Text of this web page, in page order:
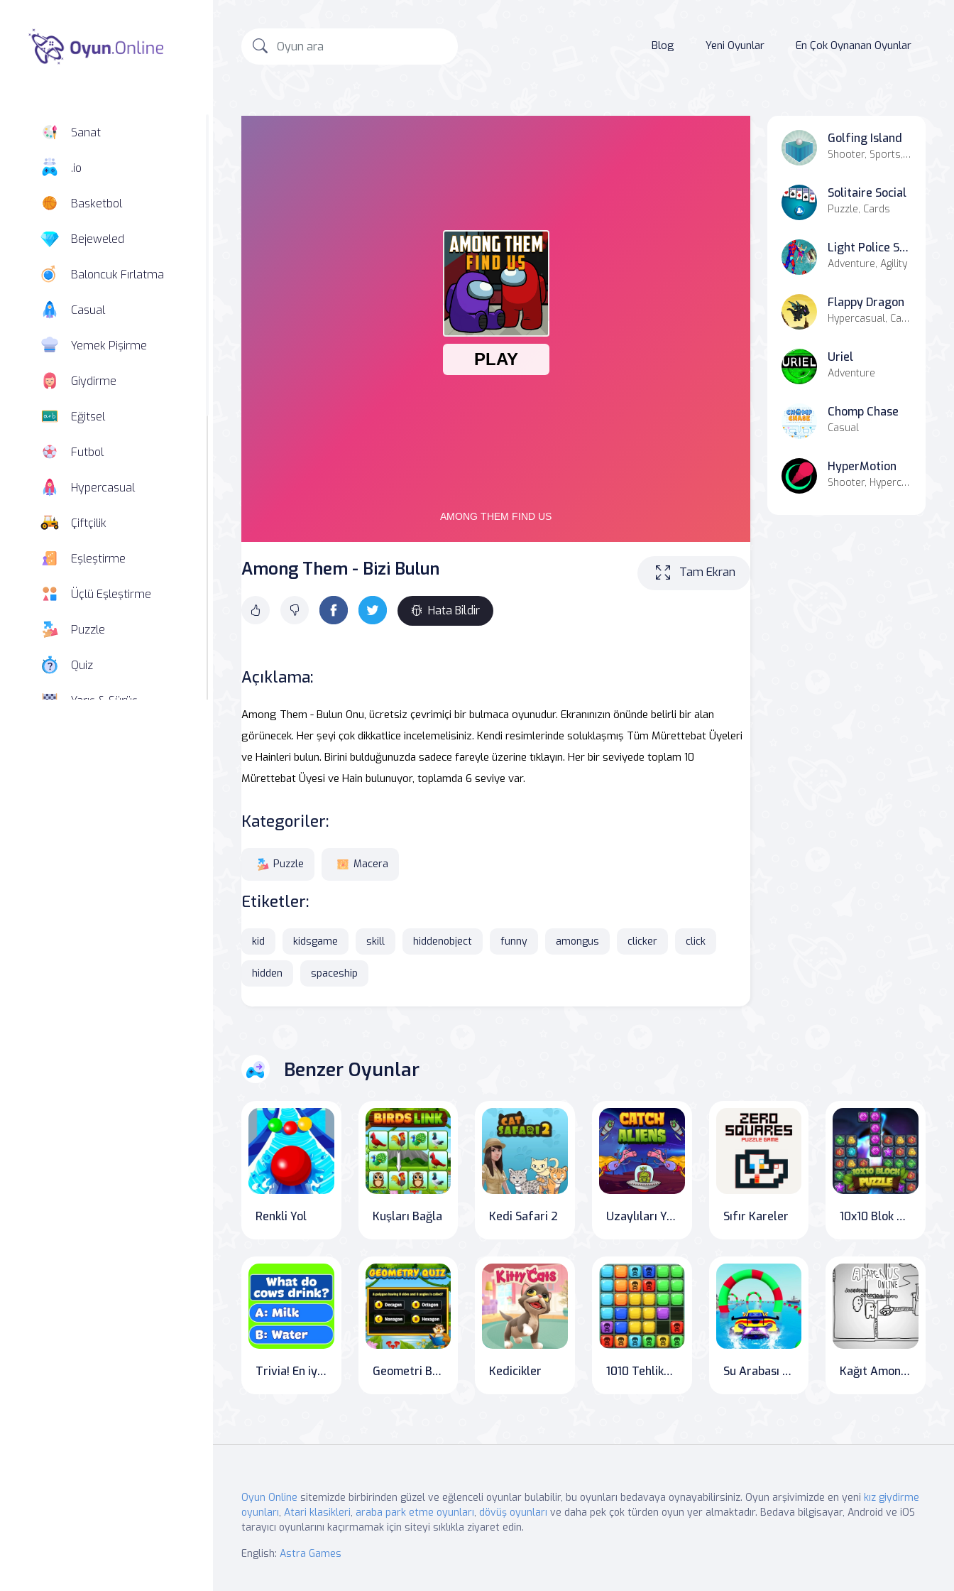
Sanat
.io
Basketbol
Bejeweled
Baloncuk Fırlatma
Casual
Yemek Pişirme
Giydirme
Eğitsel
Futbol
Hypercasual
Çiftçilik
Eşleştirme
Üçlü Eşleştirme
Puzzle
Quiz
Yarış & Sürüş
Blog Yeni Oyunlar En Çok Oynanan Oyunlar
Among Them - Bizi Bulun
Hata Bildir
Tam Ekran
Açıklama:
Among Them - Bulun Onu, ücretsiz çevrimiçi bir bulmaca oyunudur. Ekranınızın önünde belirli bir alan
görünecek. Her şeyi çok dikkatlice incelemelisiniz. Kendi resimlerinde soluklaşmış Tüm Mürettebat Üyeleri
ve Hainleri bulun. Birini bulduğunuzda sadece fareyle üzerine tıklayın. Her bir seviyede toplam 10
Mürettebat Üyesi ve Hain bulunuyor, toplamda 6 seviye var.
Kategoriler:
Puzzle Macera
Etiketler:
kid kidsgame skill hiddenobject funny amongus clicker click
hidden spaceship
Golfing Island
Shooter, Sports, Agility, Casual
Solitaire Social
Puzzle, Cards
Light Police Speed Hero Robot Rescue Mission
Adventure, Agility
Flappy Dragon
Hypercasual, Casual
Uriel
Adventure
Chomp Chase
Casual
HyperMotion
Shooter, Hypercasual, Casual, Combat
Benzer Oyunlar
Renkli Yol Kuşları Bağla Kedi Safari 2 Uzaylıları Yakala Sıfır Kareler 10x10 Blok Bulmaca
Trivia! En iyi aile bilgi yarışması Geometri Bilmece Kedicikler 1010 Tehlikesiz Su Arabası Hüner Yarışı Kağıt Among Us Online
Oyun Online sitemizde birbirinden güzel ve eğlenceli oyunlar bulabilir, bu oyunları bedavaya oynayabilirsiniz. Oyun arşivimizde en yeni kız giydirme
oyunları, Atari klasikleri, araba park etme oyunları, dövüş oyunları ve daha pek çok türden oyun yer almaktadır. Bedava bilgisayar, Android ve iOS
tarayıcı oyunlarını kaçırmamak için siteyi sıklıkla ziyaret edin.
English: Astra Games